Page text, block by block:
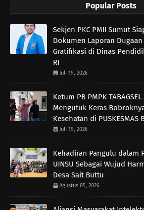
Popular Posts
Sekjen PKC PMII Sumut
Dokumen Laporan
Gratifikasi di Dinas
RI
Juli 19, 2026
Ketum PB PMPK
Mengutuk Keras
Kesehatan di PUSKESMAS
Juli 19, 2026
Kehadiran Pangulu dalam
UINSU Sebagai Wujud
Desa Sait Buttu
Agustus 05, 2026